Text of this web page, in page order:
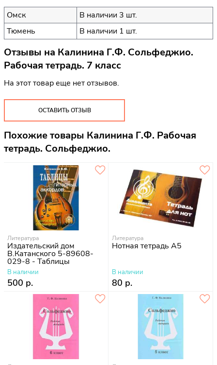
Омск
В наличии 3 шт.
Тюмень
В наличии 1 шт.
Отзывы на Калинина Г.Ф. Сольфеджио.
Рабочая тетрадь. 7 класс
На этот товар еще нет отзывов.
ОСТАВИТЬ ОТЗЫВ
Похожие товары Калинина Г.Ф. Рабочая
тетрадь. Сольфеджио.
Литература
Издательский дом
В.Катанского 5-89608-
029-8 - Таблицы
гитарных аккордов
В наличии
500 р.
Литература
Нотная тетрадь А5
В наличии
80 р.